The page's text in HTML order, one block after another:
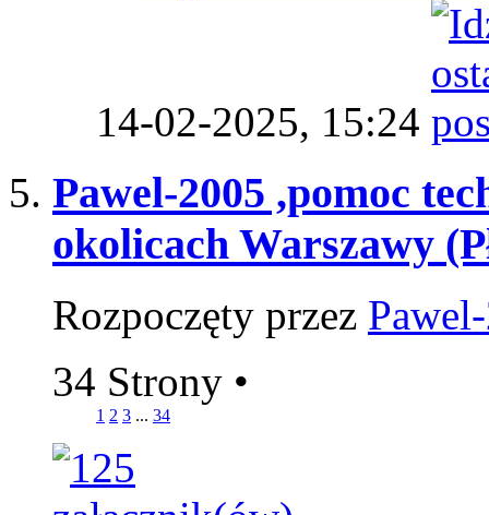
14-02-2025, 15:24
Pawel-2005 ,pomoc
okolicach Warszawy
Rozpoczęty przez
34 Strony •
1 2 3 ... 34